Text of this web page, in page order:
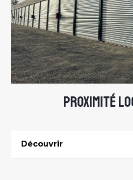
PROXIMITÉ
Découvrir